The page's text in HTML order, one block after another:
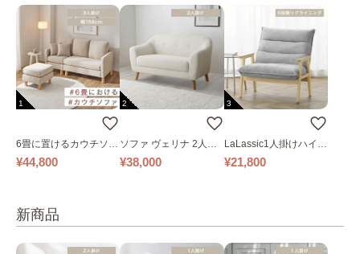
1
6畳に置けるカウチソフ
ァ｜ベージュ
¥44,800
2
ソファ ヴェリナ 2人掛
け
¥38,000
3
LaLassic1人掛けハイバ
ックソファ ワイド
¥21,800
新商品